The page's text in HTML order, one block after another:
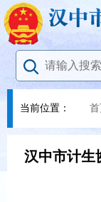
当前位置： 首
汉中市计生